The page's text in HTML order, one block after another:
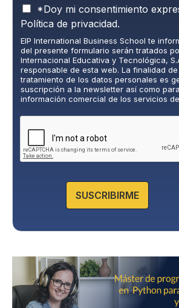
P
o
l
í
t
i
c
a
d
e
v
*Doy mi consentimiento
Política de privacidad.
EIP International Business School te
del presente formulario serán tratados
Internacional Educativa y Tecnológica,
responsable de esta web. La finalidad
tratamiento de los datos personales es
suscripción a la newsletter así como
información comercial de los servicios
del/a interesado/a. No se cederán datos
obligación legal. Podrás ejercer tus
rectificación, limitación y supresión de
cumplimiento@grupomainjobs.com
, así
presentar una reclamación ante la
encontrarás en nuestra página web.
SUSCRIBIRME